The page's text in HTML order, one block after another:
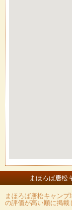
まほろば唐松
まほろば唐松キャンプ
の評価が高い順に掲載